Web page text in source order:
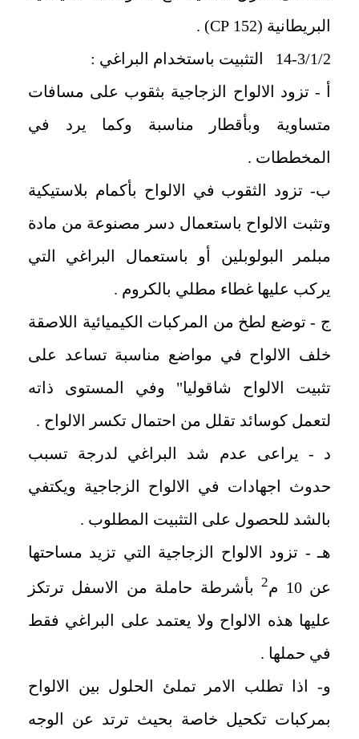
البريطانية (152
CP
) .
14-3/1/2 التثبيت باستخدام البراغي :
أ - تزود الالواح الزجاجية بثقوب على مسافات
متساوية وبأقطار مناسبة وكما يرد في
المخططات .
ب- تزود الثقوب في الالواح بأكمام بلاستيكية
وتثبت الالواح باستعمال دسر مصنوعة من مادة
مبلمر البولوبلين أو باستعمال البراغي التي
يركب عليها غطاء مطلي بالكروم .
ج - توضع لطخ من المركبات الكيميائية اللاصقة
خلف الالواح في مواضع مناسبة تساعد على
تثبيت الالواح شاقوليا" وفي المستوى ذاته
لتعمل كوسائد تقلل من احتمال تكسر الالواح .
د - يراعى عدم شد البراغي لدرجة تسبب
حدوث اجهادات في الالواح الزجاجية ويكتفي
بالشد للحصول على التثبيت المطلوب .
هـ - تزود الالواح الزجاجية التي تزيد مساحتها
عن 10 م
2بأشرطة حاملة من الاسفل ترتكز
عليها هذه الالواح ولا يعتمد على البراغي فقط
في حملها .
و- اذا تطلب الامر تملئ الحلول بين الالواح
بمركبات تكحيل خاصة بحيث ترتد عن الوجه